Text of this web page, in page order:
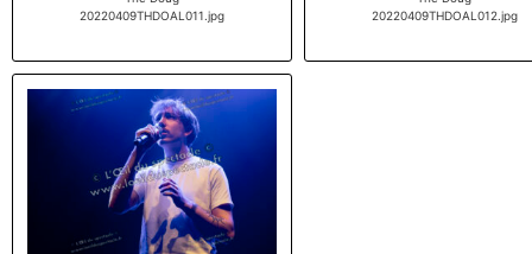
20220409THDOAL011.jpg
20220409THDOAL012.jpg